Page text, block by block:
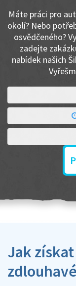
Máte práci pro
okolí? Nebo
osvědčeného?
zadejte
nabídek našich
Jak